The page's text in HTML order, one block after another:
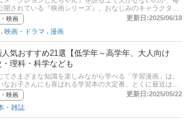
開されている『映画シリーズ』。おなじみのキャラクター
広げる、テレビシリーズとは一味違った迫力のアクション
ストーリーには大人のファンも多数。世代を越えて支持を
す。そこでこの記事では、これまでに公開された『クレヨ
ん』の映画シリーズのなかから、とくにおすすめの作品を
プ。おすすめ商品と歴代映画のランキング形式にしてご紹
す。記事の最後には、Amazonプライムでの配信情報につ
していますので、是非参考にしてみてください。
映画
更新日:2025/06/18
映画・ドラマ 漫画
気おすすめ21選【低学年～高学年、大人向け
・理科・科学なども
てさまざまな知識を楽しみながら学べる「学習漫画」は、
なお子さんにも喜ばれる学習本の大定番。とくに最近はそ
様化が進んでおり、なかにはビジネスや教養を題材とした
ものも少なくありません。この記事では、そんな数ある
」のラインナップから、用途や世代に応じたおすすめの商
しています。歴史・理科・科学などの分野など、おすすめ
映画
更新日:2025/05/22
・雑誌